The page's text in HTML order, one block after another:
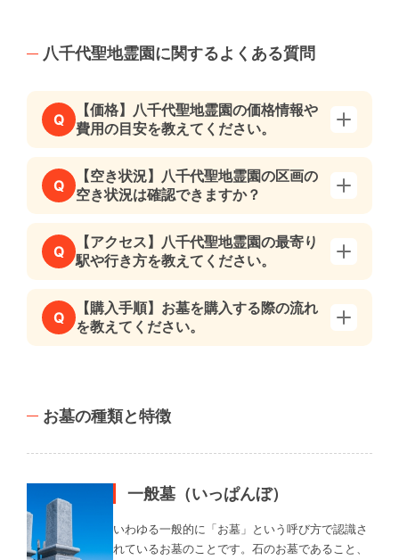
八千代聖地霊園に関するよくある質問
Q
【価格】八千代聖地霊園の価格情報や
費用の目安を教えてください。
Q
【空き状況】八千代聖地霊園の区画の
空き状況は確認できますか？
Q
【アクセス】八千代聖地霊園の最寄り
駅や行き方を教えてください。
Q
【購入手順】お墓を購入する際の流れ
を教えてください。
お墓の種類と特徴
一般墓（いっぱんぼ）
いわゆる一般的に「お墓」という呼び方で認識さ
れているお墓のことです。石のお墓であること、